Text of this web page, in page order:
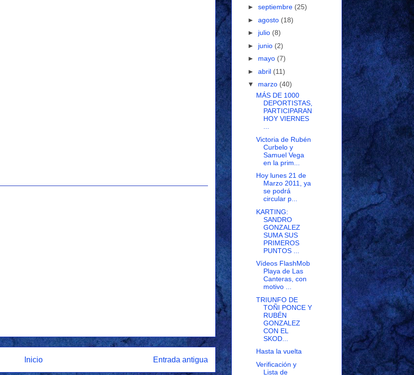
Entrada antigua
Inicio
► septiembre (25)
► agosto (18)
► julio (8)
► junio (2)
► mayo (7)
► abril (11)
▼ marzo (40)
MÁS DE 1000
DEPORTISTAS,
PARTICIPARAN
HOY VIERNES
...
Victoria de Rubén
Curbelo y
Samuel Vega
en la prim...
Hoy lunes 21 de
Marzo 2011, ya
se podrá
circular p...
KARTING:
SANDRO
GONZALEZ
SUMA SUS
PRIMEROS
PUNTOS ...
Vídeos FlashMob
Playa de Las
Canteras, con
motivo ...
TRIUNFO DE
TOÑI PONCE Y
RUBÉN
GONZALEZ
CON EL
SKOD...
Hasta la vuelta
Verificación y
Lista de